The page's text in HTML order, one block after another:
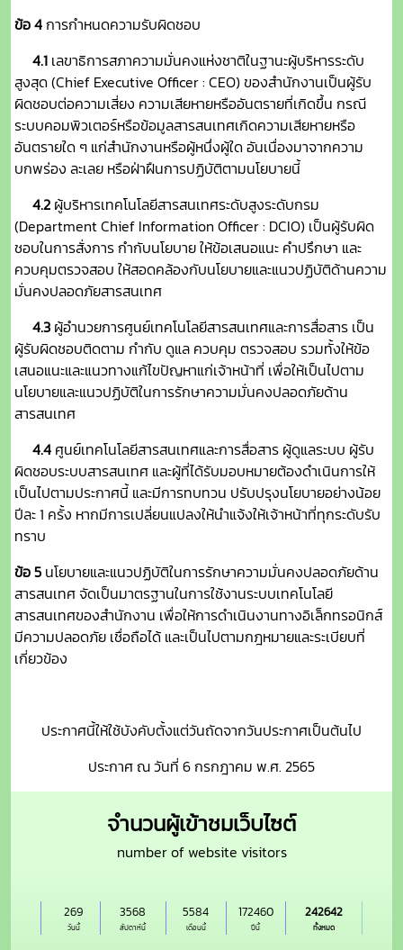
ข้อ 4การกำหนดความรับผิดชอบ
4.1 เลขาธิการสภาความมั่นคงแห่งชาติในฐานะผู้บริหารระดับ
สูงสุด (Chief Executive Officer : CEO) ของสำนักงานเป็นผู้รับ
ผิดชอบต่อความเสี่ยง ความเสียหายหรืออันตรายที่เกิดขึ้น กรณี
ระบบคอมพิวเตอร์หรือข้อมูลสารสนเทศเกิดความเสียหายหรือ
อันตรายใด ๆ แก่สำนักงานหรือผู้หนึ่งผู้ใด อันเนื่องมาจากความ
บกพร่อง ละเลย หรือฝ่าฝืนการปฏิบัติตามนโยบายนี้
4.2 ผู้บริหารเทคโนโลยีสารสนเทศระดับสูงระดับกรม
(Department Chief Information Officer : DCIO) เป็นผู้รับผิด
ชอบในการสั่งการ กำกับนโยบาย ให้ข้อเสนอแนะ คำปรึกษา และ
ควบคุมตรวจสอบ ให้สอดคล้องกับนโยบายและแนวปฏิบัติด้านความ
มั่นคงปลอดภัยสารสนเทศ
4.3 ผู้อำนวยการศูนย์เทคโนโลยีสารสนเทศและการสื่อสาร เป็น
ผู้รับผิดชอบติดตาม กำกับ ดูแล ควบคุม ตรวจสอบ รวมทั้งให้ข้อ
เสนอแนะและแนวทางแก้ไขปัญหาแก่เจ้าหน้าที่ เพื่อให้เป็นไปตาม
นโยบายและแนวปฏิบัติในการรักษาความมั่นคงปลอดภัยด้าน
สารสนเทศ
4.4 ศูนย์เทคโนโลยีสารสนเทศและการสื่อสาร ผู้ดูแลระบบ ผู้รับ
ผิดชอบระบบสารสนเทศ และผู้ที่ได้รับมอบหมายต้องดำเนินการให้
เป็นไปตามประกาศนี้ และมีการทบทวน ปรับปรุงนโยบายอย่างน้อย
ปีละ 1 ครั้ง หากมีการเปลี่ยนแปลงให้นำแจ้งให้เจ้าหน้าที่ทุกระดับรับ
ทราบ
ข้อ 5 นโยบายและแนวปฏิบัติในการรักษาความมั่นคงปลอดภัยด้าน
สารสนเทศ จัดเป็นมาตรฐานในการใช้งานระบบเทคโนโลยี
สารสนเทศของสำนักงาน เพื่อให้การดำเนินงานทางอิเล็กทรอนิกส์
มีความปลอดภัย เชื่อถือได้ และเป็นไปตามกฎหมายและระเบียบที่
เกี่ยวข้อง
ประกาศนี้ให้ใช้บังคับตั้งแต่วันถัดจากวันประกาศเป็นต้นไป
ประกาศ ณ วันที่ 6 กรกฎาคม พ.ศ. 2565
จำนวนผู้เข้าชมเว็บไซต์
number of website visitors
วันนี้
269
สัปดาห์นี้
3568
เดือนนี้
5584
ปีนี้
172460
ทั้งหมด
242642